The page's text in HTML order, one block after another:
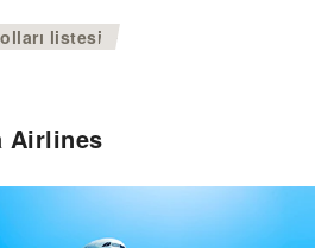
>
listesi
Airlines